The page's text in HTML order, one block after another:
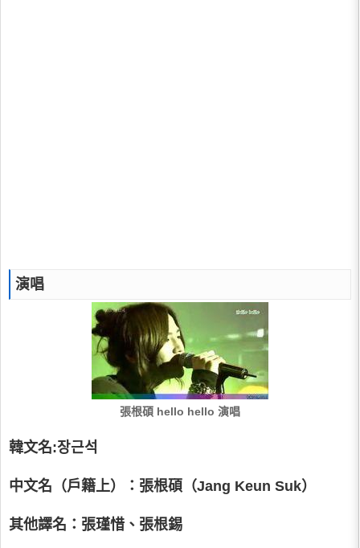
演唱
張根碩 hello hello 演唱
韓文名:장근석
中文名（戶籍上）：張根碩（Jang Keun Suk）
其他譯名：張瑾惜、張根錫